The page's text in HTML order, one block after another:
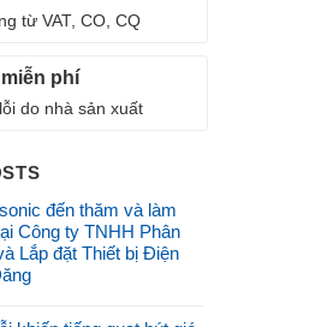
từ VAT, CO, CQ
phí
do nhà sản xuất
đến thăm và làm
Công ty TNHH Phân
Lắp đặt Thiết bị Điện